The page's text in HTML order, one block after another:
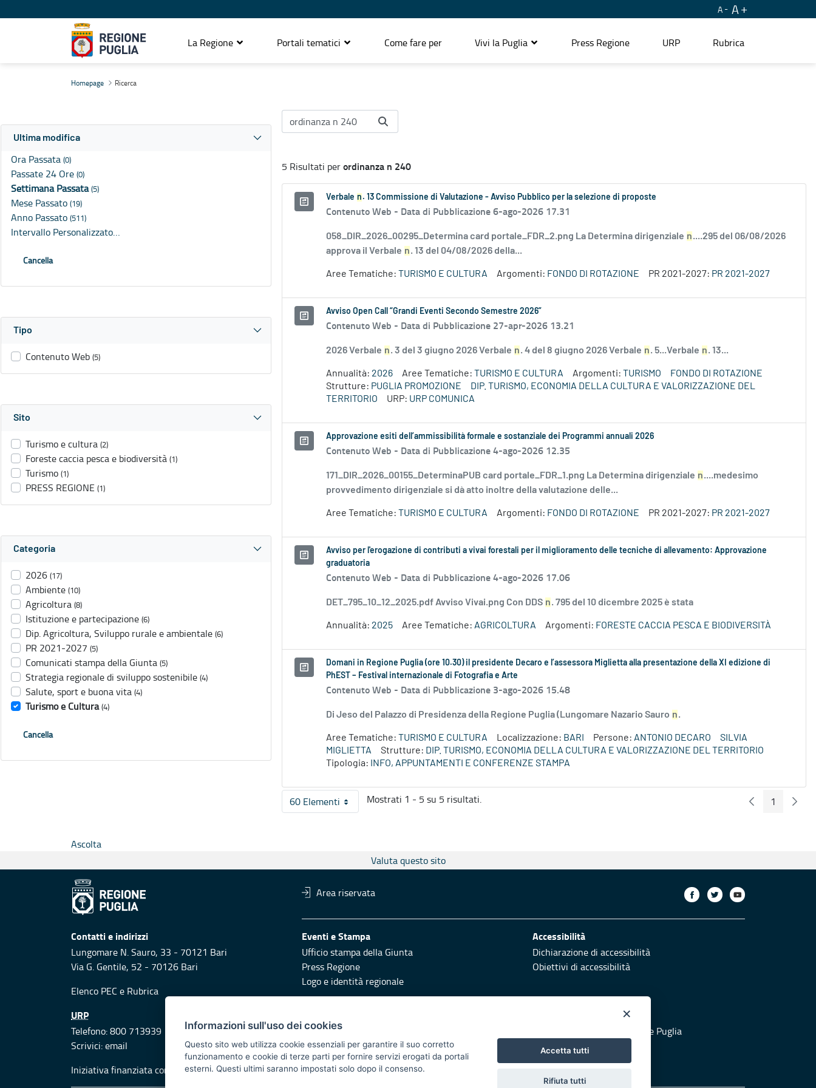
A A
La Regione Portali tematici Come fare per Vivi la Puglia Press Regione URP Rubrica
Homepage Ricerca
Ultima modifica
Ora Passata (0)
Passate 24 Ore (0)
Settimana Passata(5)
Mese Passato (19)
Anno Passato (511)
Intervallo Personalizzato…
Cancella
Tipo
Contenuto Web (5)
Sito
Turismo e cultura (2)
Foreste caccia pesca e biodiversità (1)
Turismo (1)
PRESS REGIONE (1)
Categoria
2026 (17)
Ambiente (10)
Agricoltura (8)
Istituzione e partecipazione (6)
Dip. Agricoltura, Sviluppo rurale e ambientale (6)
PR 2021-2027 (5)
Comunicati stampa della Giunta (5)
Strategia regionale di sviluppo sostenibile (4)
Salute, sport e buona vita (4)
Turismo e Cultura (4)
Cancella
5 Risultati perordinanza n 240
Verbale n . 13 Commissione di Valutazione - Avviso Pubblico per la selezione di proposte
Contenuto Web - Data di Pubblicazione 6-ago-2026 17.31
058_DIR_2026_00295_Determina card portale_FDR_2.png La Determina dirigenziale n....295 del 06/08/2026
approva il Verbale n. 13 del 04/08/2026 della...
Aree Tematiche: TURISMO E CULTURA Argomenti: FONDO DI ROTAZIONE PR 2021-2027: PR 2021-2027
Avviso Open Call “Grandi Eventi Secondo Semestre 2026”
Contenuto Web - Data di Pubblicazione 27-apr-2026 13.21
2026 Verbale n. 3 del 3 giugno 2026 Verbale n. 4 del 8 giugno 2026 Verbale n. 5...Verbale n. 13...
Annualità: 2026 Aree Tematiche: TURISMO E CULTURA Argomenti: TURISMO
FONDO DI ROTAZIONE
Strutture: PUGLIA PROMOZIONE
DIP. TURISMO, ECONOMIA DELLA CULTURA E VALORIZZAZIONE DEL
TERRITORIO
URP: URP COMUNICA
Approvazione esiti dell’ammissibilità formale e sostanziale dei Programmi annuali 2026
Contenuto Web - Data di Pubblicazione 4-ago-2026 12.35
171_DIR_2026_00155_DeterminaPUB card portale_FDR_1.png La Determina dirigenziale n....medesimo
provvedimento dirigenziale si dà atto inoltre della valutazione delle...
Aree Tematiche: TURISMO E CULTURA Argomenti: FONDO DI ROTAZIONE PR 2021-2027: PR 2021-2027
Avviso per l'erogazione di contributi a vivai forestali per il miglioramento delle tecniche di allevamento: Approvazione
graduatoria
Contenuto Web - Data di Pubblicazione 4-ago-2026 17.06
DET_795_10_12_2025.pdf Avviso Vivai.png Con DDS n. 795 del 10 dicembre 2025 è stata
Annualità: 2025 Aree Tematiche: AGRICOLTURA Argomenti: FORESTE CACCIA PESCA E BIODIVERSITÀ
Domani in Regione Puglia (ore 10.30) il presidente Decaro e l’assessora Miglietta alla presentazione della XI edizione di
PhEST – Festival internazionale di Fotografia e Arte
Contenuto Web - Data di Pubblicazione 3-ago-2026 15.48
Di Jeso del Palazzo di Presidenza della Regione Puglia (Lungomare Nazario Sauro n.
Aree Tematiche: TURISMO E CULTURA Localizzazione: BARI Persone: ANTONIO DECARO
SILVIA
MIGLIETTA
Strutture: DIP. TURISMO, ECONOMIA DELLA CULTURA E VALORIZZAZIONE DEL TERRITORIO
Tipologia:
INFO, APPUNTAMENTI E CONFERENZE STAMPA
60 ElementiPer pagina
Mostrati 1 - 5 su 5 risultati. PaginaPagina
1
Ascolta
Valuta questo sito
Area riservata
Contatti e indirizzi
Lungomare N. Sauro, 33 - 70121 Bari
Via G. Gentile, 52 - 70126 Bari
Elenco PEC e Rubrica
Eventi e Stampa
Ufficio stampa della Giunta
Press Regione
Logo e identità regionale
Accessibilità
Dichiarazione di accessibilità
Obiettivi di accessibilità
URP
Telefono: 800 713939
Scrivici:email
Responsabili di pubblicazione Vai al sito di Protezione Civile Puglia
Iniziativa finanziata con risorse del POR Puglia 2014/2020 - Asse XI
×
Informazioni sull'uso dei cookies
Questo sito web utilizza cookie essenziali per garantire il suo corretto
funzionamento e cookie di terze parti per fornire servizi erogati da portali
esterni. Questi ultimi saranno impostati solo dopo il consenso.
Accetta tutti
Rifiuta tutti